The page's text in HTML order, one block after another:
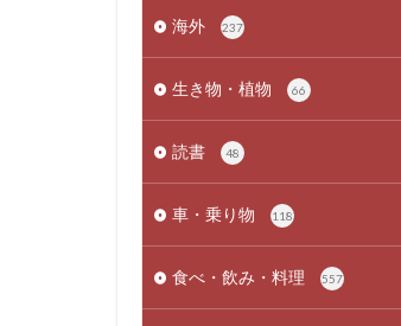
海外 237
生き物・植物 66
読書 48
車・乗り物 118
食べ・飲み・料理 557